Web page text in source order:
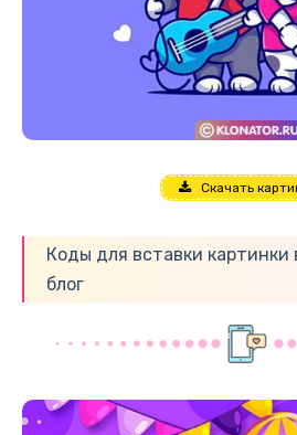
Скачать
Коды для вставки картинки
блог